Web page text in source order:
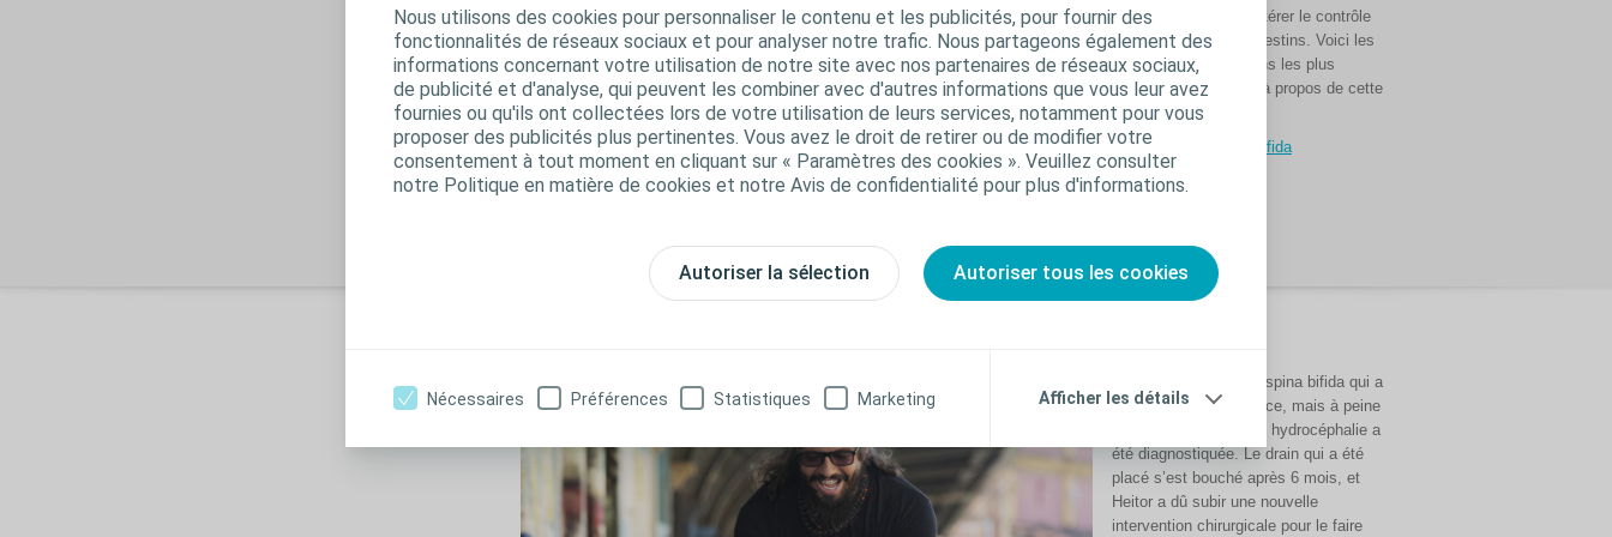
Nous utilisons des cookies pour personnaliser le contenu et les publicités, pour fournir des
fonctionnalités de réseaux sociaux et pour analyser notre trafic. Nous partageons également des
informations concernant votre utilisation de notre site avec nos partenaires de réseaux sociaux,
de publicité et d'analyse, qui peuvent les combiner avec d'autres informations que vous leur avez
fournies ou qu'ils ont collectées lors de votre utilisation de leurs services, notamment pour vous
proposer des publicités plus pertinentes. Vous avez le droit de retirer ou de modifier votre
consentement à tout moment en cliquant sur « Paramètres des cookies ». Veuillez consulter
notre Politique en matière de cookies et notre Avis de confidentialité pour plus d'informations.
Autoriser la sélection Autoriser tous les cookies
Nécessaires Préférences Statistiques Marketing Afficher les détails
Les enfants souffrant de spina bifida
doivent utiliser une sonde afin de vider
leur vessie. Lorsque l’enfant grandit, il
peut s’avérer nécessaire, de changer la
prise en charge ou le produit utilisé afin
éviter ainsi la survenue de
complications.
Problèmes urinaires chez les enfants
produits pour vous aider à résoudre
certains de vos troubles urinaires. Voici
quelques informations à prendre en
compte lorsque vous choisissez un
produit.
En savoir plus
Le spina bifida peut altérer le contrôle
de la vessie et des intestins. Voici les
réponses aux questions les plus
fréquemment posées à propos de cette
affection.
FAQ sur le Spina Bifida
Heitor est né avec un spina bifida qui a
été opéré à la naissance, mais à peine
17 jours plus tard, une hydrocéphalie a
été diagnostiquée. Le drain qui a été
placé s’est bouché après 6 mois, et
Heitor a dû subir une nouvelle
intervention chirurgicale pour le faire